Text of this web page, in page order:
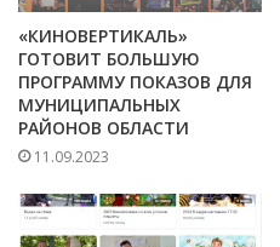
«КИНОВЕРТИКАЛЬ»
ГОТОВИТ БОЛЬШУЮ
ПРОГРАММУ ПОКАЗОВ ДЛЯ
МУНИЦИПАЛЬНЫХ
РАЙОНОВ ОБЛАСТИ
11.09.2023